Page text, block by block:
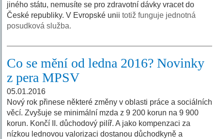
jiného státu, nemusíte se pro zdravotní dávky vracet do
České republiky. V Evropské uniitotiž funguje jednotná
posudková služba.
Co se mění od ledna 2016? Novinky
z pera MPSV
05.01.2016
Nový rok přinese některé změny v oblasti práce a sociálních
věcí. Zvyšuje se minimální mzda z 9 200 korun na 9 900
korun. Končí II. důchodový pilíř. A jako kompenzaci za
nízkou lednovou valorizaci dostanou důchodkyně a